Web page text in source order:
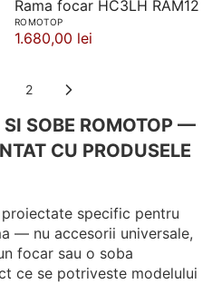
Rama focar HC3LH RAM12
ROMOTOP
1.680,00 lei
2
SOBE ROMOTOP —
CU PRODUSELE
specific pentru
— nu accesorii universale,
focar sau o soba
ce se potriveste modelului